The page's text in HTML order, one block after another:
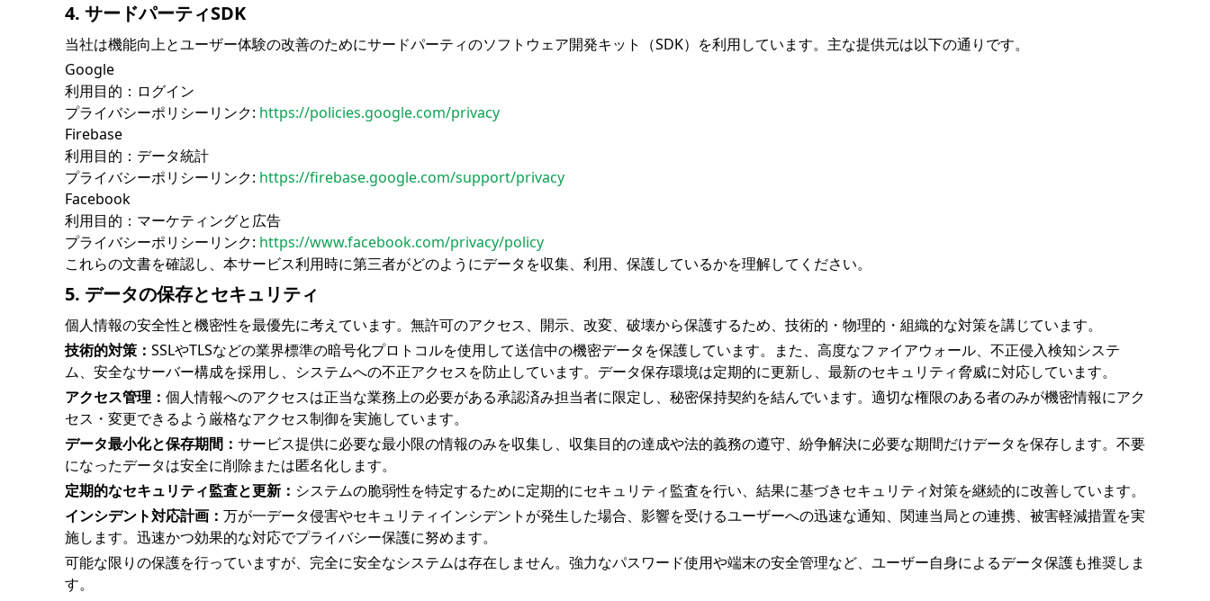
4. サードパーティSDK
当社は機能向上とユーザー体験の改善のためにサードパーティのソフトウェア開発キット（SDK）を利用しています。主な提供元は以下の通りです。
Google
利用目的：ログイン
プライバシーポリシーリンク: https://policies.google.com/privacy
Firebase
利用目的：データ統計
プライバシーポリシーリンク: https://firebase.google.com/support/privacy
Facebook
利用目的：マーケティングと広告
プライバシーポリシーリンク: https://www.facebook.com/privacy/policy
これらの文書を確認し、本サービス利用時に第三者がどのようにデータを収集、利用、保護しているかを理解してください。
5. データの保存とセキュリティ
個人情報の安全性と機密性を最優先に考えています。無許可のアクセス、開示、改変、破壊から保護するため、技術的・物理的・組織的な対策を講じています。
技術的対策： SSLやTLSなどの業界標準の暗号化プロトコルを使用して送信中の機密データを保護しています。また、高度なファイアウォール、不正侵入検知システ
ム、安全なサーバー構成を採用し、システムへの不正アクセスを防止しています。データ保存環境は定期的に更新し、最新のセキュリティ脅威に対応しています。
アクセス管理： 個人情報へのアクセスは正当な業務上の必要がある承認済み担当者に限定し、秘密保持契約を結んでいます。適切な権限のある者のみが機密情報にアク
セス・変更できるよう厳格なアクセス制御を実施しています。
データ最小化と保存期間： サービス提供に必要な最小限の情報のみを収集し、収集目的の達成や法的義務の遵守、紛争解決に必要な期間だけデータを保存します。不要
になったデータは安全に削除または匿名化します。
定期的なセキュリティ監査と更新： システムの脆弱性を特定するために定期的にセキュリティ監査を行い、結果に基づきセキュリティ対策を継続的に改善しています。
インシデント対応計画： 万が一データ侵害やセキュリティインシデントが発生した場合、影響を受けるユーザーへの迅速な通知、関連当局との連携、被害軽減措置を実
施します。迅速かつ効果的な対応でプライバシー保護に努めます。
可能な限りの保護を行っていますが、完全に安全なシステムは存在しません。強力なパスワード使用や端末の安全管理など、ユーザー自身によるデータ保護も推奨しま
す。